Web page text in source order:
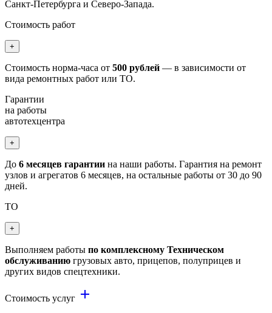
Санкт-Петербурга и Северо-Запада.
Стоимость работ
+
Стоимость норма-часа от 500 рублей — в зависимости от
вида ремонтных работ или ТО.
Гарантии
на работы
автотехцентра
+
До 6 месяцев гарантии на наши работы. Гарантия на ремонт
узлов и агрегатов 6 месяцев, на остальные работы от 30 до 90
дней.
ТО
+
Выполняем работы по комплексному Техническом
обслуживанию грузовых авто, прицепов, полуприцев и
других видов спецтехники.
Стоимость услуг add